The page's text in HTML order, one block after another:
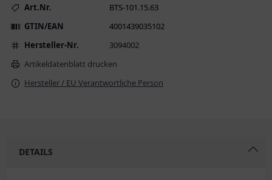
Art.Nr.
BTS-101.15.63
GTIN/EAN
4001439035102
Hersteller-Nr.
3094002
Artikeldatenblatt drucken
Hersteller / EU Verantwortliche Person
DETAILS